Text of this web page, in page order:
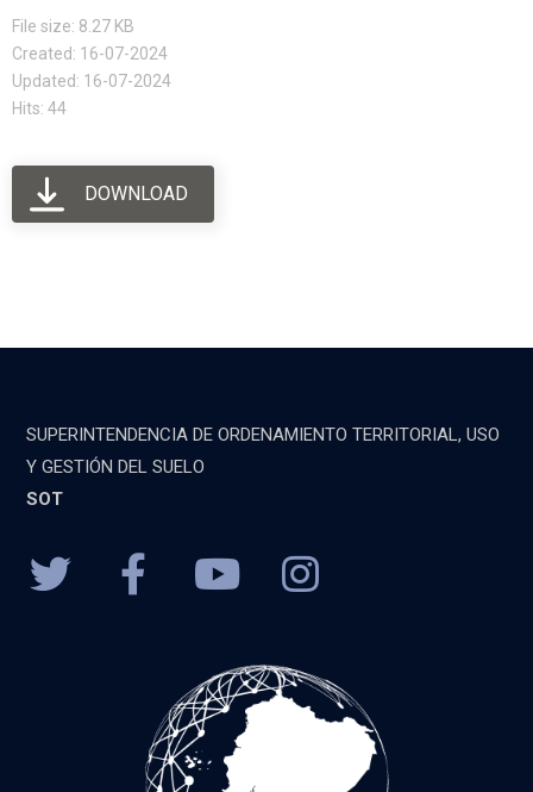
File size: 8.27 KB
Created: 16-07-2024
Updated: 16-07-2024
Hits: 44
DOWNLOAD
SUPERINTENDENCIA DE ORDENAMIENTO TERRITORIAL, USO
Y GESTIÓN DEL SUELO
SOT